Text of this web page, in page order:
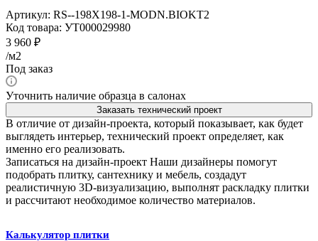
Артикул: RS--198X198-1-MODN.BIOKT2
Код товара: УТ000029980
3 960 ₽
/м2
Под заказ
Уточнить наличие образца в салонах
Заказать технический проект
В отличие от дизайн-проекта, который показывает, как будет
выглядеть интерьер, технический проект определяет, как
именно его реализовать.
Записаться на дизайн-проект Наши дизайнеры помогут
подобрать плитку, сантехнику и мебель, создадут
реалистичную 3D-визуализацию, выполнят раскладку плитки
и рассчитают необходимое количество материалов.
Калькулятор плитки